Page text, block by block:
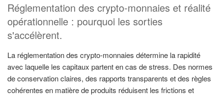
Réglementation des crypto-monnaies et réalité
opérationnelle : pourquoi les sorties
s'accélèrent.
La réglementation des crypto-monnaies détermine la rapidité
avec laquelle les capitaux partent en cas de stress. Des normes
de conservation claires, des rapports transparents et des règles
cohérentes en matière de produits réduisent les frictions et